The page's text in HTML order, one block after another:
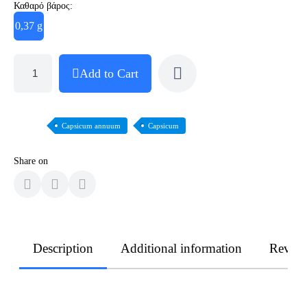
Καθαρό βάρος:
0,37 g
Add to Cart
Capsicum annuum Capsicum
Share on
Description Additional information